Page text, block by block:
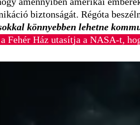
biztonságát. Régóta
könnyebben lehetne
Fehér Ház utasítja a NASA-t,